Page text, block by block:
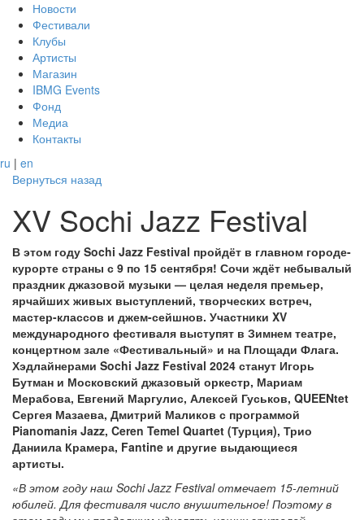
Новости
Фестивали
Клубы
Артисты
Магазин
IBMG Events
Фонд
Медиа
Контакты
ru | en
Вернуться назад
XV Sochi Jazz Festival
В этом году Sochi Jazz Festival пройдёт в главном городе-
курорте страны с 9 по 15 сентября! Сочи ждёт небывалый
праздник джазовой музыки — целая неделя премьер,
ярчайших живых выступлений, творческих встреч,
мастер-классов и джем-сейшнов. Участники XV
международного фестиваля выступят в Зимнем театре,
концертном зале «Фестивальный» и на Площади Флага.
Хэдлайнерами Sochi Jazz Festival 2024 станут Игорь
Бутман и Московский джазовый оркестр, Мариам
Мерабова, Евгений Маргулис, Алексей Гуськов, QUEENtet
Сергея Мазаева, Дмитрий Маликов с программой
Pianomaniя Jazz, Ceren Temel Quartet (Турция), Трио
Даниила Крамера, Fantine и другие выдающиеся
артисты.
«В этом году наш Sochi Jazz Festival отмечает 15-летний
юбилей. Для фестиваля число внушительное! Поэтому в